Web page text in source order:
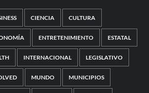
CIENCIA CULTURA
ENTRETENIMIENTO ESTATAL
INTERNACIONAL LEGISLATIVO
MUNDO MUNICIPIOS